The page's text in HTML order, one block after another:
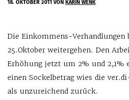
18. OKTOBER 2011VONKARIN WENK
Die Einkommens-Verhandlungen
25.Oktober weitergehen. Den
Erhöhung jetzt um 2% und 2,1%
einen Sockelbetrag wies die
als unzureichend zurück.